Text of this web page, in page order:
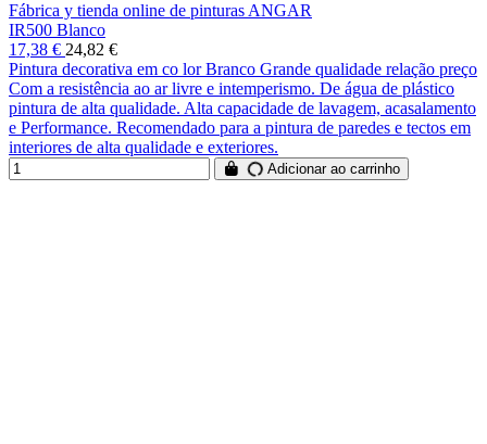
Fábrica y tienda online de pinturas ANGAR
IR500 Blanco
17,38 € 24,82 €
Pintura decorativa em co lor Branco Grande qualidade relação preço
Com a resistência ao ar livre e intemperismo. De água de plástico
pintura de alta qualidade. Alta capacidade de lavagem, acasalamento
e Performance. Recomendado para a pintura de paredes e tectos em
interiores de alta qualidade e exteriores.
Adicionar ao carrinho